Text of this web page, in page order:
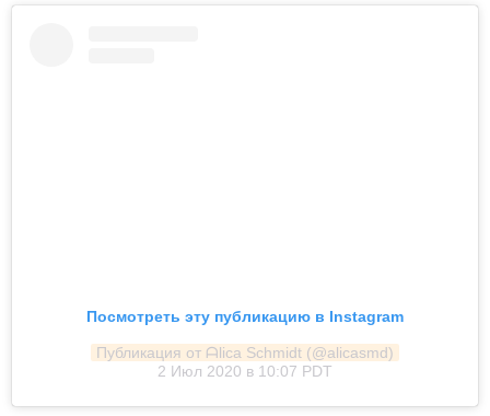
Посмотреть эту публикацию в Instagram
Публикация от ᗩlica Ѕchmidt (@alicasmd)
2 Июл 2020 в 10:07 PDT